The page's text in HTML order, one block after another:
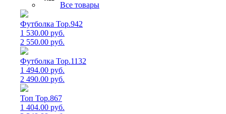
Все товары
Футболка Top.942
1 530.00 руб.
2 550.00 руб.
Футболка Top.1132
1 494.00 руб.
2 490.00 руб.
Топ Top.867
1 404.00 руб.